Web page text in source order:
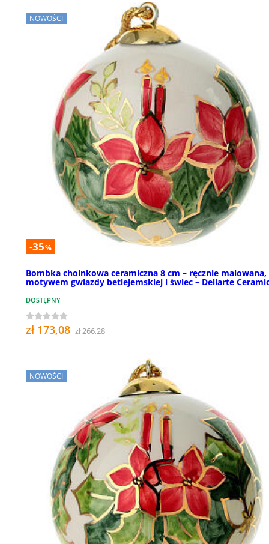
NOWOŚCI
-35%
Bombka choinkowa ceramiczna 8 cm – ręcznie malowana,
motywem gwiazdy betlejemskiej i świec – Dellarte
DOSTĘPNY
zł 173,08 zł 266,28
NOWOŚCI